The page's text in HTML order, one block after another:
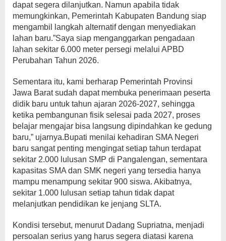
dapat segera dilanjutkan. Namun apabila tidak
memungkinkan, Pemerintah Kabupaten Bandung siap
mengambil langkah alternatif dengan menyediakan
lahan baru.”Saya siap menganggarkan pengadaan
lahan sekitar 6.000 meter persegi melalui APBD
Perubahan Tahun 2026.
Sementara itu, kami berharap Pemerintah Provinsi
Jawa Barat sudah dapat membuka penerimaan peserta
didik baru untuk tahun ajaran 2026-2027, sehingga
ketika pembangunan fisik selesai pada 2027, proses
belajar mengajar bisa langsung dipindahkan ke gedung
baru,” ujarnya.Bupati menilai kehadiran SMA Negeri
baru sangat penting mengingat setiap tahun terdapat
sekitar 2.000 lulusan SMP di Pangalengan, sementara
kapasitas SMA dan SMK negeri yang tersedia hanya
mampu menampung sekitar 900 siswa. Akibatnya,
sekitar 1.000 lulusan setiap tahun tidak dapat
melanjutkan pendidikan ke jenjang SLTA.
Kondisi tersebut, menurut Dadang Supriatna, menjadi
persoalan serius yang harus segera diatasi karena